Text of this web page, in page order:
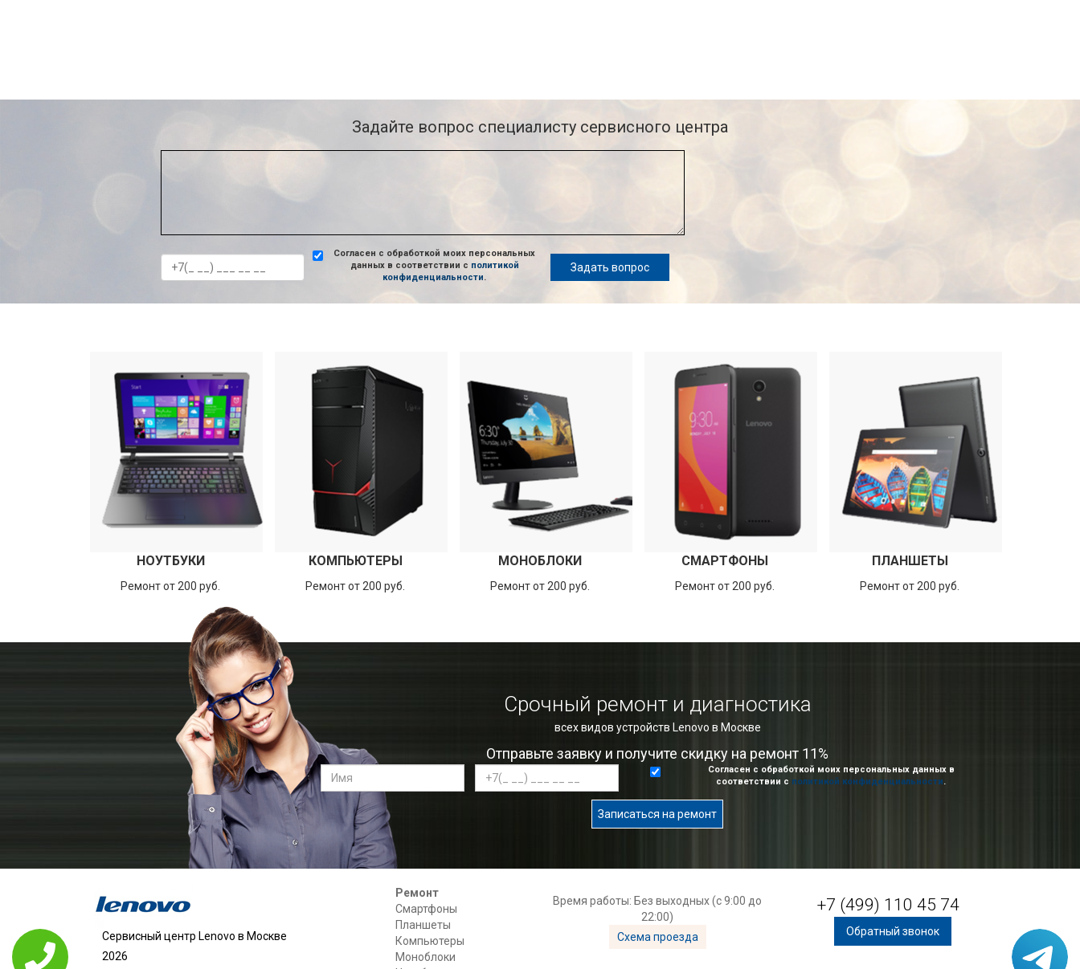
Задайте вопрос специалисту сервисного центра
Согласен с обработкой моих персональных
данных в соответствии с политикой
конфиденциальности.
Задать вопрос
НОУТБУКИ
Ремонт от 200 руб.
КОМПЬЮТЕРЫ
Ремонт от 200 руб.
МОНОБЛОКИ
Ремонт от 200 руб.
СМАРТФОНЫ
Ремонт от 200 руб.
ПЛАНШЕТЫ
Ремонт от 200 руб.
Срочный ремонт и диагностика
всех видов устройств Lenovo в Москве
Отправьте заявку и получите скидку на ремонт 11%
Согласен с обработкой моих персональных данных в
соответствии с политикой конфиденциальности.
Записаться на ремонт
Сервисный центр Lenovo в Москве
2026
Ремонт
Смартфоны
Планшеты
Компьютеры
Моноблоки
Время работы: Без выходных (с 9:00 до
22:00)
Схема проезда
+7 (499) 110 45 74
Обратный звонок